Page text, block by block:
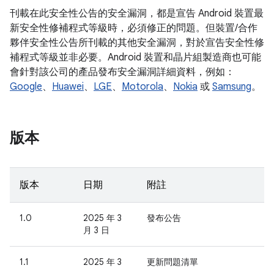
刊載在此安全性公告的安全漏洞，都是宣告 Android 裝置最
新安全性修補程式等級時，必須修正的問題。但裝置/合作
夥伴安全性公告所刊載的其他安全漏洞，對於宣告安全性修
補程式等級並非必要。Android 裝置和晶片組製造商也可能
會針對該公司的產品發布安全漏洞詳細資料，例如：
Google、 Huawei、 LGE、 Motorola、 Nokia 或 Samsung。
版本
版本 日期 附註
1.0
2025 年 3
月 3 日
發布公告
1.1
2025 年 3
更新問題清單